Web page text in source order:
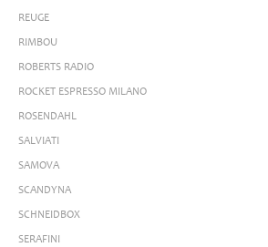
REUGE
RIMBOU
ROBERTS RADIO
ROCKET ESPRESSO MILANO
ROSENDAHL
SALVIATI
SAMOVA
SCANDYNA
SCHNEIDBOX
SERAFINI